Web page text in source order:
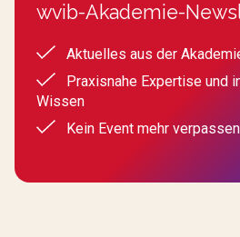
wvib-Akademie-
Aktuelles aus der
Praxisnahe Expertise und
Wissen
Kein Event mehr verpassen